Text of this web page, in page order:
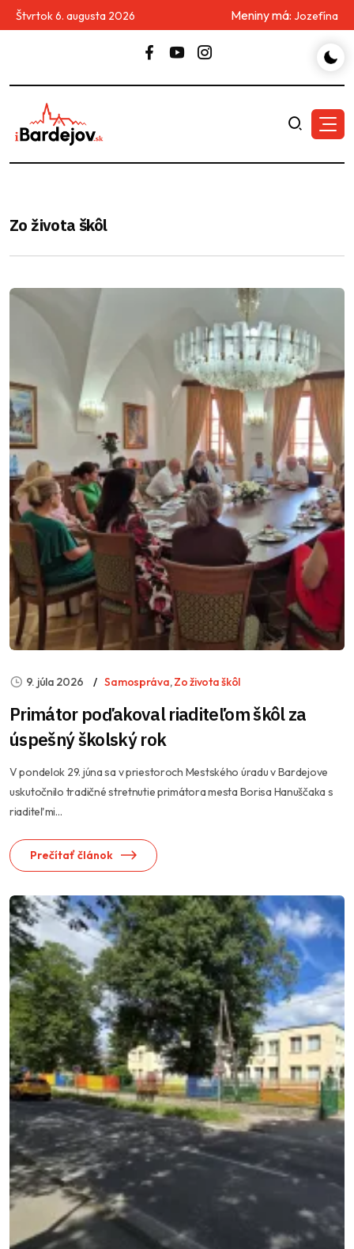
Štvrtok 6. augusta 2026 Meniny má: Jozefína
Zo života škôl
9. júla 2026 Samospráva,Zo života škôl
Primátor poďakoval riaditeľom škôl za
úspešný školský rok
V pondelok 29. júna sa v priestoroch Mestského úradu v Bardejove
uskutočnilo tradičné stretnutie primátora mesta Borisa Hanuščaka s
riaditeľmi...
Prečítať článok